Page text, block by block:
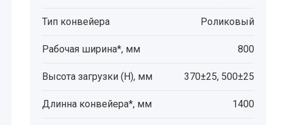
Тип конвейера Роликовый
Рабочая ширина*, мм 800
Высота загрузки (H), мм 370±25, 500±25
Длинна конвейера*, мм 1400